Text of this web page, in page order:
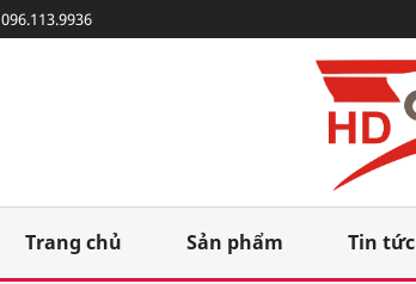
096.113.9936
Trang chủ Sản phẩm Tin tức